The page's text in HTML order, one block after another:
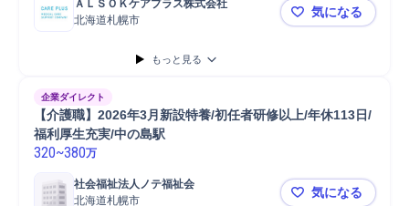
ＡＬＳＯＫケアプラス株式会社
北海道札幌市
札幌【施術
気になる
もっと見る
企業ダイレクト
【介護職】2026年3月新設特養/初任者研修以上/年休113日/
福利厚生充実/中の島駅
320~380万
社会福祉法人ノテ福祉会
北海道札幌市
【介護職】
気になる